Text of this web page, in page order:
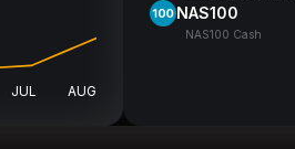
JUL AUG
NAS100
NAS100 Cash